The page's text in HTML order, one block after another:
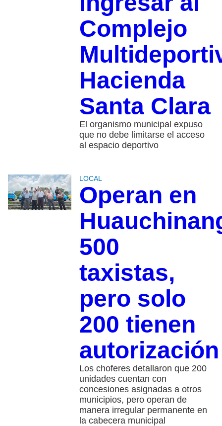
Complejo
Hacienda
Santa Clara
El organismo municipal expuso
que no debe limitarse el acceso
al espacio deportivo
LOCAL
Operan en
500
taxistas,
pero solo
200 tienen
autorización
Los choferes detallaron que 200
unidades cuentan con
concesiones asignadas a otros
municipios, pero operan de
manera irregular permanente en
la cabecera municipal